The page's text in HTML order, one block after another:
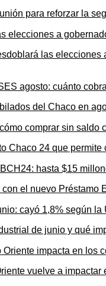
para reforzar la
las elecciones
del Chaco en
Chaco 24 que
el nuevo Préstamo
de junio y qué
vuelve a